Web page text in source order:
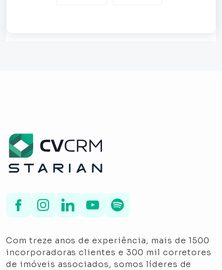
Com treze anos de experiência, mais de 1500
incorporadoras clientes e 300 mil corretores
de imóveis associados, somos líderes de